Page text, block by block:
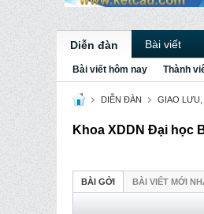
Diễn đàn Bài viết
Bài viết hôm nay Thành
DIỄN ĐÀN GIAO LƯU,
Khoa XDDN Đại học
BÀI GỞI BÀI VIẾT MỚI